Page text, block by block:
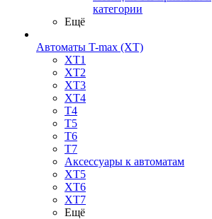
категории
Ещё
Автоматы T-max (XT)
XT1
XT2
XT3
XT4
T4
T5
T6
T7
Аксессуары к автоматам
XT5
XT6
XT7
Ещё